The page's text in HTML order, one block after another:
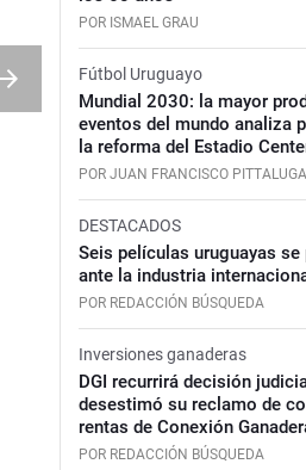
POR ISMAEL GRAU
Fútbol Uruguayo
Mundial 2030: la mayor
eventos del mundo analiza
la reforma del Estadio
POR JUAN FRANCISCO PITTALUGA
DESTACADOS
Seis películas uruguayas se
ante la industria
POR REDACCIÓN BÚSQUEDA
Inversiones ganaderas
DGI recurrirá decisión
desestimó su reclamo de
rentas de Conexión
POR REDACCIÓN BÚSQUEDA